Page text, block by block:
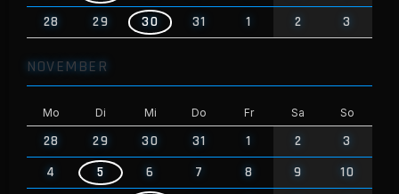
28
29 30 31 1 2 3
NOVEMBER
Mo Di Mi Do Fr Sa So
28 29 30 31 1 2
3
4
5 6 7 8 9
10